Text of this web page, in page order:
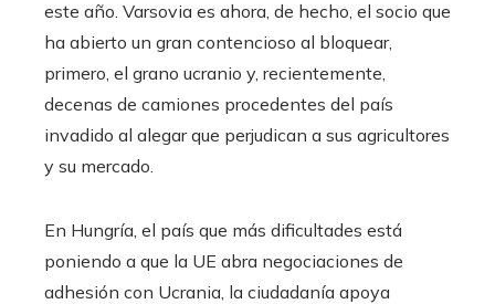
este año. Varsovia es ahora, de hecho, el socio que
ha abierto un gran contencioso al bloquear,
primero, el grano ucranio y, recientemente,
decenas de camiones procedentes del país
invadido al alegar que perjudican a sus agricultores
y su mercado.
En Hungría, el país que más dificultades está
poniendo a que la UE abra negociaciones de
adhesión con Ucrania, la ciudadanía apoya